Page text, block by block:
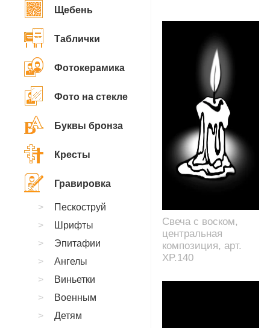
Свеча с воском,
центральная
композиция, арт.
XP.140
Щебень
Таблички
Фотокерамика
Фото на стекле
Буквы бронза
Кресты
Гравировка
Пескоструй
Шрифты
Эпитафии
Ангелы
Виньетки
Военным
Детям